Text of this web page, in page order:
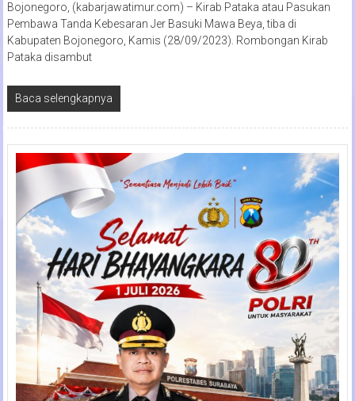
Bojonegoro, (kabarjawatimur.com) – Kirab Pataka atau Pasukan
Pembawa Tanda Kebesaran Jer Basuki Mawa Beya, tiba di
Kabupaten Bojonegoro, Kamis (28/09/2023). Rombongan Kirab
Pataka disambut
Baca selengkapnya